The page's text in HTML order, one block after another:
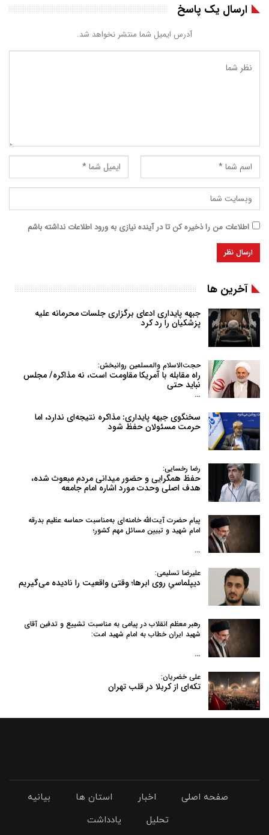
ارسال یک پاسخ
آدرس ایمیل شما منتشر نخواهد شد.
اطلاعات من را ذخیره کن تا در آینده نیازی به ورود اطلاعات نداشته باشم
آخرین ها
جبهه پایداری ادعای برگزاری جلسات محرمانه علیه
پزشکیان را رد کرد
حجت‌الاسلام والمسلمین روانبخش:
راه مقابله با آمریکا مقاومت است، نه مذاکره/ مجلس
نباید حتی
…
سخنگوی جبهه پایداری: مذاکره نتیجه‌ای ندارد، اما
حرمت مسئولان حفظ شود
رضا رخسایی:
حفظ همگرایی و حضور میدانی مردم مبعوث شده،
هدف اصلی وحدت مورد اشاره امام جامعه
پیام حضرت آیت‌الله خامنه‌ای به‌مناسبت حماسه عظیم بدرقه
امام شهید و تبیین مسائل مهم کشور؛
…
علیرضا تسلیمی:
دیپلماسیِ روی ابرها؛ وقتی واقعیت را نادیده می‌گیریم
رهبر معظم انقلاب در پیامی به‌ مناسبت تشییع و تدفین آقای
شهید ایران خطاب به امام شهید امت:
…
علی خضریان:
تکه‌ای از کربلا در قلب تهران
صفحه اصلی اخبار استان ها
بیانیه
تحلیل
یادداشت